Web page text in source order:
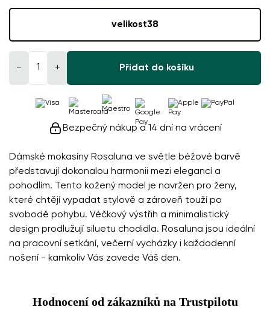
Dámské mokasíny Rosaluna ve světle béžové barvě
představují dokonalou harmonii mezi elegancí a
pohodlím. Tento kožený model je navržen pro ženy,
které chtějí vypadat stylově a zároveň touží po
svobodě pohybu. Véčkový výstřih a minimalistický
design prodlužují siluetu chodidla. Rosaluna jsou ideální
na pracovní setkání, večerní vycházky i každodenní
nošení - kamkoliv Vás zavede Váš den.
velikost38
− + Přidat do košíku
Bezpečný nákup a 14 dní na vrácení
Hodnocení od zákazníků na Trustpilotu